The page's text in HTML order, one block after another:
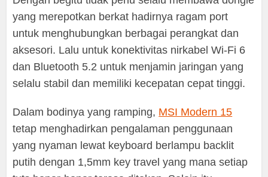
yang merepotkan berkat hadirnya ragam port
untuk menghubungkan berbagai perangkat dan
aksesori. Lalu untuk konektivitas nirkabel Wi-Fi 6
dan Bluetooth 5.2 untuk menjamin jaringan yang
selalu stabil dan memiliki kecepatan cepat tinggi.
Dalam bodinya yang ramping, MSI Modern 15
tetap menghadirkan pengalaman penggunaan
yang nyaman lewat keyboard berlampu backlit
putih dengan 1,5mm key travel yang mana setiap